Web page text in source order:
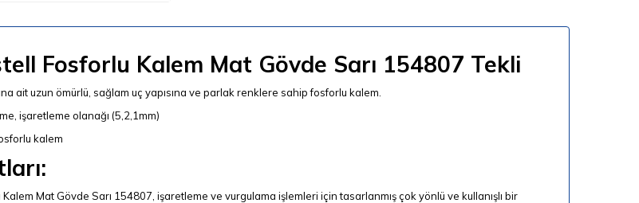
Fosforlu Kalem Mat Gövde Sarı 154807 Tekli
ait uzun ömürlü, sağlam uç yapısına ve parlak renklere sahip fosforlu kalem.
işaretleme olanağı (5,2,1mm)
kalem
Mat Gövde Sarı 154807, işaretleme ve vurgulama işlemleri için tasarlanmış çok yönlü ve kullanışlı bir